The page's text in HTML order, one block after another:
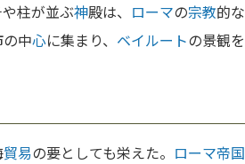
柱が並ぶ神殿は、 ローマの宗教的
中心に集まり、 ベイルートの景観を
貿易の要としても栄えた。 ローマ帝国